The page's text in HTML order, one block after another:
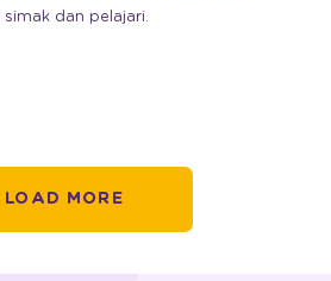
dan pelajari.
LOAD MORE